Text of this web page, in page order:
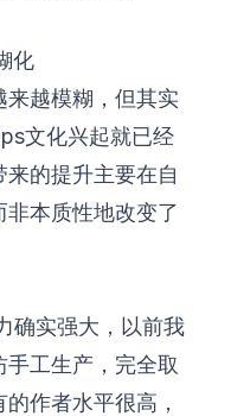
化
越模糊，但其实
文化兴起就已经
的提升主要在自
本质性地改变了
确实强大，以前我
工生产，完全取
作者水平很高，